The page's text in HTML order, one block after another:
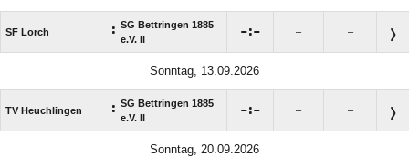
SF Lorch : SG Bettringen 1885
e.V. II
: – –
Sonntag, 13.09.2026
TV Heuchlingen : SG Bettringen 1885
e.V. II
: – –
Sonntag, 20.09.2026